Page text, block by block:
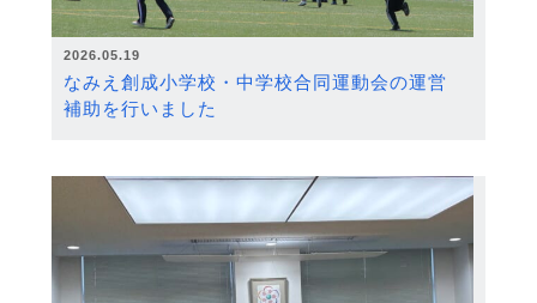
2026.05.19
なみえ創成小学校・中学校合同運動会の運営
補助を行いました